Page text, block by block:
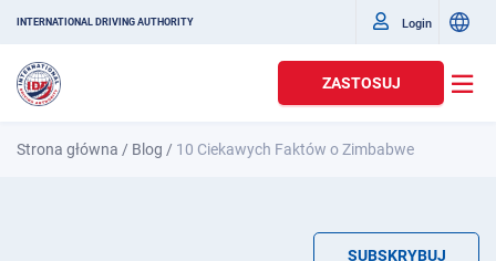
INTERNATIONAL DRIVING AUTHORITY Login
ZASTOSUJ
Strona główna / Blog / 10 Ciekawych Faktów o Zimbabwe
SUBSKRYBUJ